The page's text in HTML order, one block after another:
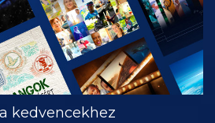
kedvencekhez